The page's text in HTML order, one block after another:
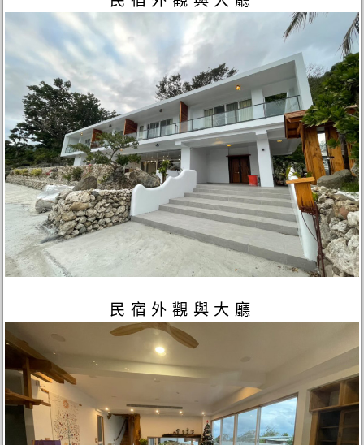
民宿外觀與大廳